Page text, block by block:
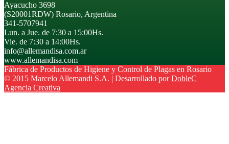
Ayacucho 3698
(S20001RDW) Rosario, Argentina
341-5707941
Lun. a Jue. de 7:30 a 15:00Hs.
Vie. de 7:30 a 14:00Hs.
info@allemandisa.com.ar
www.allemandisa.com
Fábrica de Productos de Higiene y Control de Plagas en Rosario
© 2015 Marcelo Allemandi S.A. | Desarrollado porDobleC
Agencia Creativa